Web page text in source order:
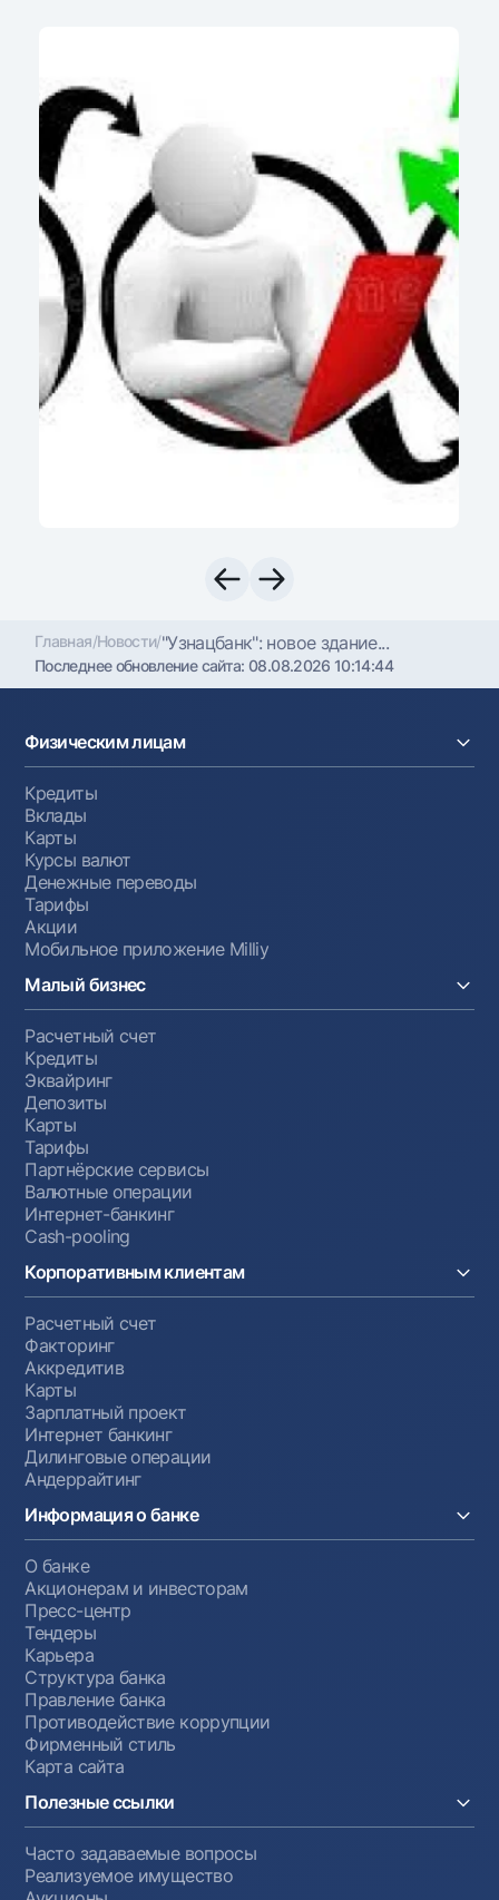
Главная/Новости/"Узнацбанк": новое здание...
Последнее обновление сайта:08.08.2026 10:14:44
Физическим лицам
Кредиты
Вклады
Карты
Курсы валют
Денежные переводы
Тарифы
Акции
Мобильное приложение Milliy
Малый бизнес
Расчетный счет
Кредиты
Эквайринг
Депозиты
Карты
Тарифы
Партнёрские сервисы
Валютные операции
Интернет-банкинг
Cash-pooling
Корпоративным клиентам
Расчетный счет
Факторинг
Аккредитив
Карты
Зарплатный проект
Интернет банкинг
Дилинговые операции
Андеррайтинг
Информация о банке
О банке
Акционерам и инвесторам
Пресс-центр
Тендеры
Карьера
Структура банка
Правление банка
Противодействие коррупции
Фирменный стиль
Карта сайта
Полезные ссылки
Часто задаваемые вопросы
Реализуемое имущество